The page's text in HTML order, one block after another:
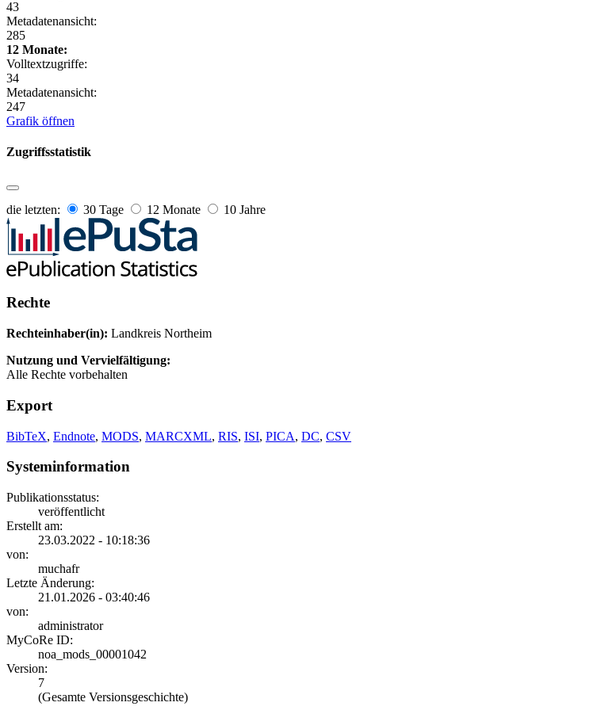
43
Metadatenansicht:
285
12 Monate:
Volltextzugriffe:
34
Metadatenansicht:
247
Grafik öffnen
Zugriffsstatistik
die letzten: 30 Tage 12 Monate 10 Jahre
Rechte
Rechteinhaber(in): Landkreis Northeim
Nutzung und Vervielfältigung:
Alle Rechte vorbehalten
Export
BibTeX, Endnote, MODS, MARCXML, RIS, ISI, PICA, DC, CSV
Systeminformation
Publikationsstatus:
veröffentlicht
Erstellt am:
23.03.2022 - 10:18:36
von:
muchafr
Letzte Änderung:
21.01.2026 - 03:40:46
von:
administrator
MyCoRe ID:
noa_mods_00001042
Version:
7
(Gesamte Versionsgeschichte)